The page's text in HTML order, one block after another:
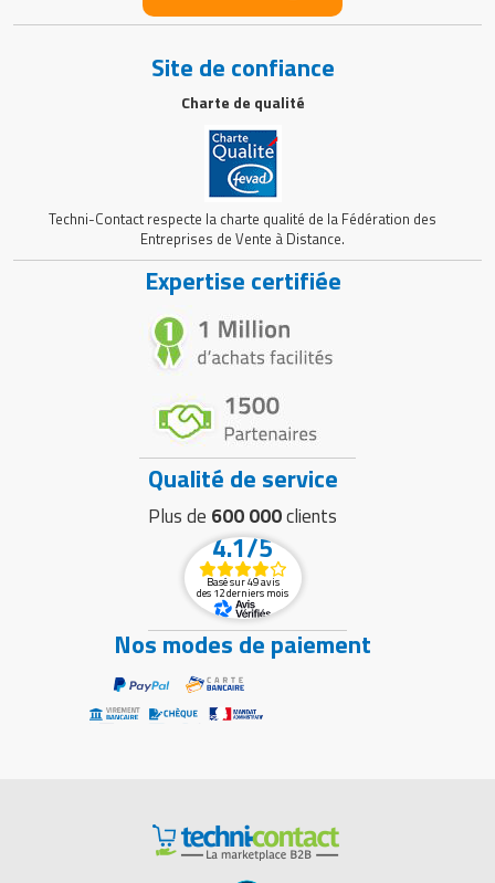
Site de confiance
Charte de qualité
Techni-Contact respecte la charte qualité de la Fédération des
Entreprises de Vente à Distance.
Expertise certifiée
Qualité de service
Plus de 600 000clients
4.1/5
Basé sur 49 avis
des 12 derniers mois
Nos modes de paiement